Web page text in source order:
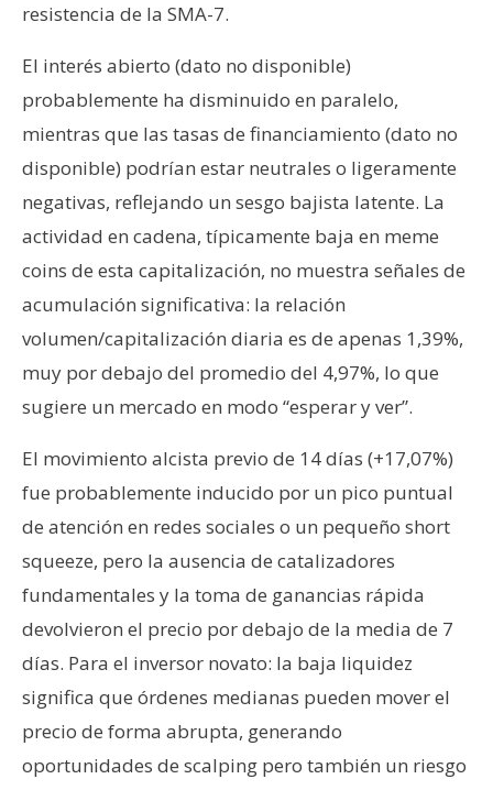
resistencia de la SMA-7.
El interés abierto (dato no disponible)
probablemente ha disminuido en paralelo,
mientras que las tasas de financiamiento (dato no
disponible) podrían estar neutrales o ligeramente
negativas, reflejando un sesgo bajista latente. La
actividad en cadena, típicamente baja en meme
coins de esta capitalización, no muestra señales de
acumulación significativa: la relación
volumen/capitalización diaria es de apenas 1,39%,
muy por debajo del promedio del 4,97%, lo que
sugiere un mercado en modo “esperar y ver”.
El movimiento alcista previo de 14 días (+17,07%)
fue probablemente inducido por un pico puntual
de atención en redes sociales o un pequeño short
squeeze, pero la ausencia de catalizadores
fundamentales y la toma de ganancias rápida
devolvieron el precio por debajo de la media de 7
días. Para el inversor novato: la baja liquidez
significa que órdenes medianas pueden mover el
precio de forma abrupta, generando
oportunidades de scalping pero también un riesgo